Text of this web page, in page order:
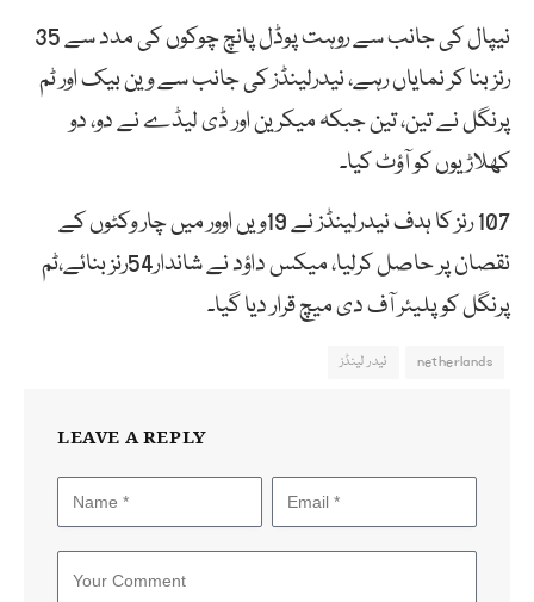
نیپال کی جانب سے روہت پوڈل پانچ چوکوں کی مدد سے 35
رنز بنا کر نمایاں رہے، نیدرلینڈز کی جانب سے وین بیک اور ٹم
پرنگل نے تین، تین جبکہ میکرین اور ڈی لیڈے نے دو، دو
کھلاڑیوں کو آؤٹ کیا۔
107 رنز کا ہدف نیدرلینڈز نے 19ویں اوور میں چار وکٹوں کے
نقصان پر حاصل کرلیا، میکس داؤد نے شاندار54رنز بنائے،ٹم
پرنگل کو پلیئر آف دی میچ قرار دیا گیا۔
netherlands نیدر لینڈز
LEAVE A REPLY